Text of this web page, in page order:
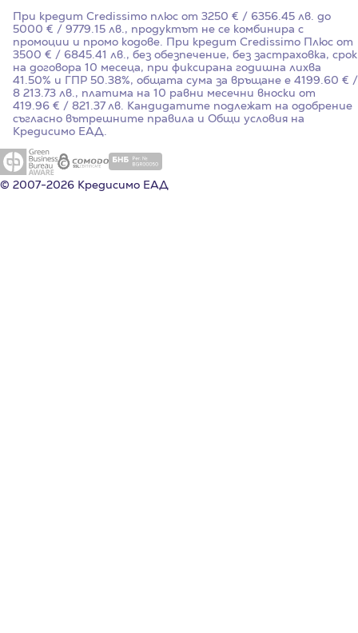
При кредит Credissimo плюс от 3250 € / 6356.45 лв. до
5000 € / 9779.15 лв., продуктът не се комбинира с
промоции и промо кодове. При кредит Credissimo Плюс от
3500 € / 6845.41 лв., без обезпечение, без застраховка, срок
на договора 10 месеца, при фиксирана годишна лихва
41.50% и ГПР 50.38%, общата сума за връщане е 4199.60 € /
8 213.73 лв., платима на 10 равни месечни вноски от
419.96 € / 821.37 лв. Кандидатите подлежат на одобрение
съгласно вътрешните правила и Общи условия на
Кредисимо ЕАД.
© 2007-2026 Кредисимо ЕАД